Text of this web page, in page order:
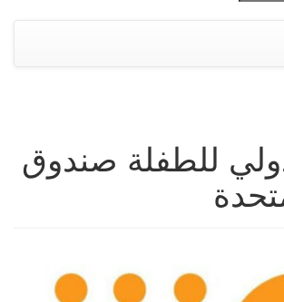
للطفلة صندوق